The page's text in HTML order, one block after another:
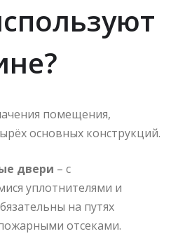
помещения,
основных конструкций.
двери – с
уплотнителями и
на путях
отсеками.